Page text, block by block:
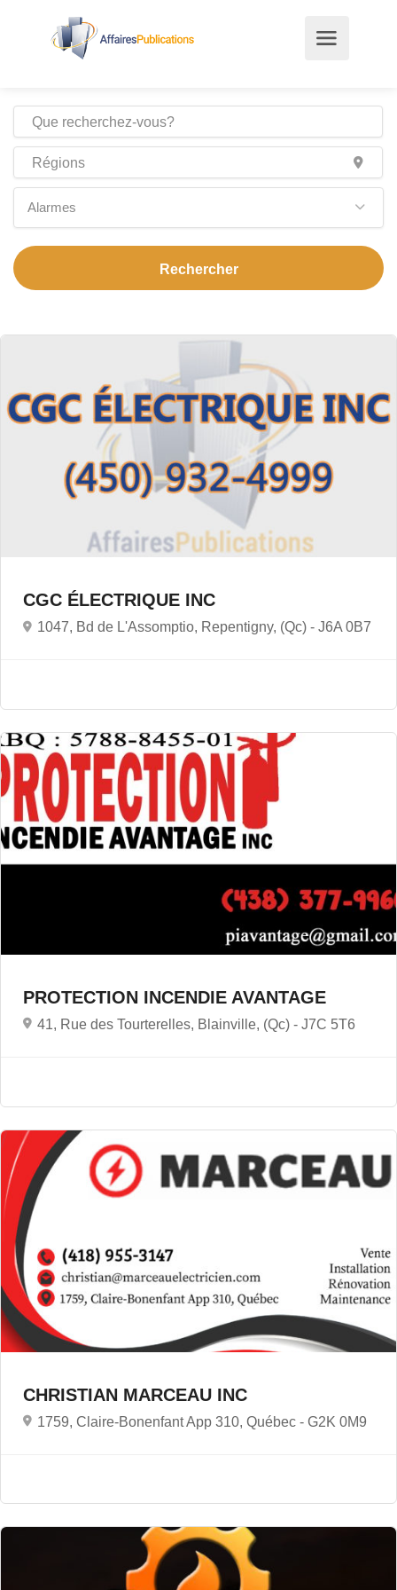
Alarmes
CGC ÉLECTRIQUE INC
1047, Bd de L'Assomptio, Repentigny, (Qc) - J6A 0B7
PROTECTION INCENDIE AVANTAGE
41, Rue des Tourterelles, Blainville, (Qc) - J7C 5T6
CHRISTIAN MARCEAU INC
1759, Claire-Bonenfant App 310, Québec - G2K 0M9